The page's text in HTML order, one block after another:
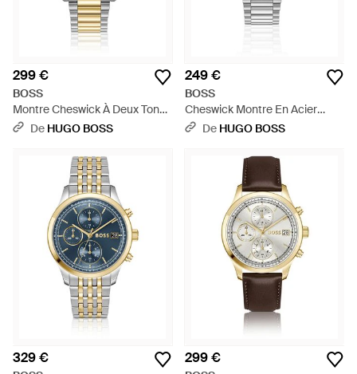
299 €
BOSS
Montre Cheswick À Deux Tons
À Lunette Cannelée - Métallisé
De HUGO BOSS
249 €
BOSS
Cheswick Montre En Acier
Inoxydable À Lunette Cannelée
De HUGO BOSS
329 € 299 €